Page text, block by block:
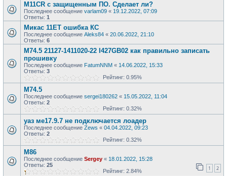
M11CR с защищенным ПО. Сделает ли?
Последнее сообщение varlam09 « 19.12.2022, 07:09
Ответы: 1
Микас 11ET ошибка КС
Последнее сообщение Aleks84 « 20.06.2022, 21:10
Ответы: 6
M74.5 21127-1411020-22 I427GB02 как правильно записать
прошивку
Последнее сообщение FatumNNM « 14.06.2022, 15:33
Ответы: 3
Рейтинг: 0.95%
М74.5
Последнее сообщение sergei180262 « 15.05.2022, 11:04
Ответы: 2
Рейтинг: 0.32%
уаз ме17.9.7 не подключается лоадер
Последнее сообщение Zews « 04.04.2022, 09:23
Ответы: 2
Рейтинг: 0.32%
М86
Последнее сообщение Sergey « 18.01.2022, 15:28
Ответы: 25 1 2
Рейтинг: 2.84%